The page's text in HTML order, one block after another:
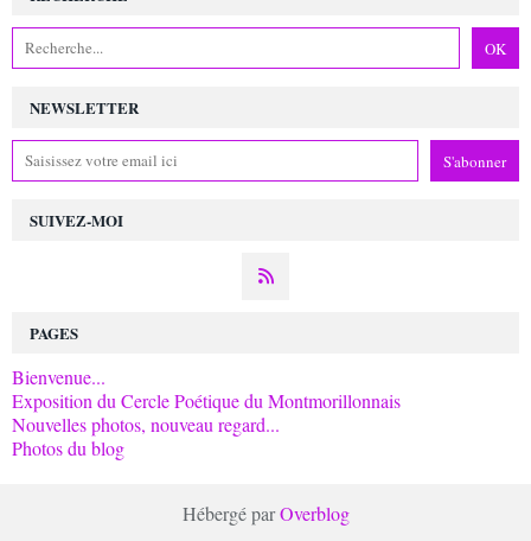
NEWSLETTER
SUIVEZ-MOI
PAGES
Bienvenue...
Exposition du Cercle Poétique du Montmorillonnais
Nouvelles photos, nouveau regard...
Photos du blog
Hébergé parOverblog